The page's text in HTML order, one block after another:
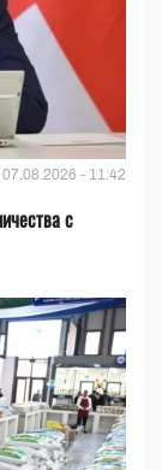
07.08.2026 - 11:42
с